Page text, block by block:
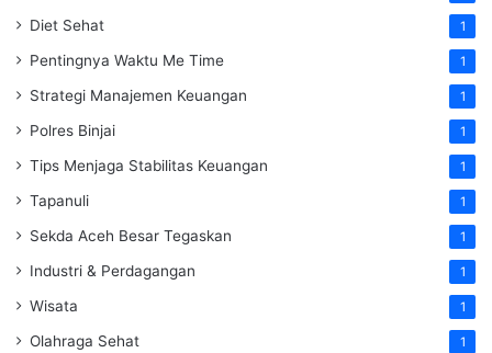
Diet Sehat 1
Pentingnya Waktu Me Time 1
Strategi Manajemen Keuangan 1
Polres Binjai 1
Tips Menjaga Stabilitas Keuangan 1
Tapanuli 1
Sekda Aceh Besar Tegaskan 1
Industri & Perdagangan 1
Wisata 1
Olahraga Sehat 1